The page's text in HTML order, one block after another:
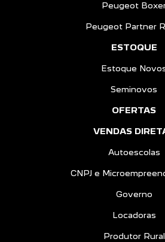
Peugeot
Peugeot Partner
ESTOQUE
Estoque
Seminovos
OFERTAS
VENDAS
Autoescolas
CNPJ e
Governo
Locadoras
Produtor Rural